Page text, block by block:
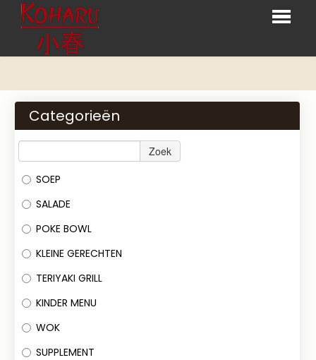
BESTELLEN
MENU
RESERVATIES
CONTACT
Categorieën
Zoek
SOEP
SALADE
POKE BOWL
KLEINE GERECHTEN
TERIYAKI GRILL
KINDER MENU
WOK
SUPPLEMENT